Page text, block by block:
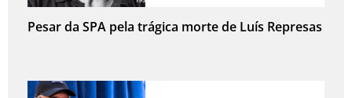
Pesar da SPA pela trágica morte de Luís Represas